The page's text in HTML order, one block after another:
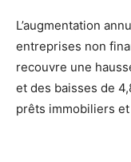
L’augmentation
entreprises non
recouvre une
et des baisses de
prêts immobiliers et